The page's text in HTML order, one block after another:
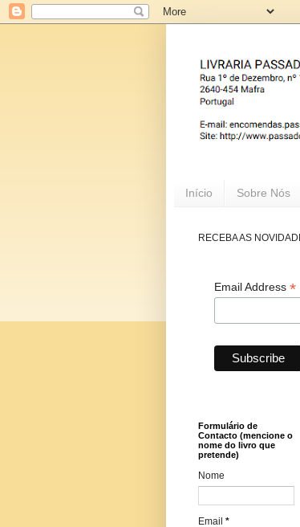
Início Sobre Nós
RECEBA AS
Email Address *
Formulário de
Contacto (mencione o
nome do livro que
pretende)
Nome
Email *